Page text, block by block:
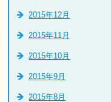
2015年12月
2015年11月
2015年10月
2015年9月
2015年8月